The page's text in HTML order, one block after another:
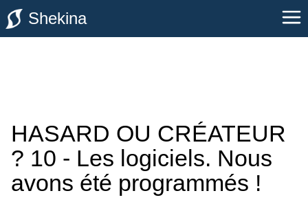
Shekina
HASARD OU CRÉATEUR
? 10 - Les logiciels. Nous
avons été programmés !